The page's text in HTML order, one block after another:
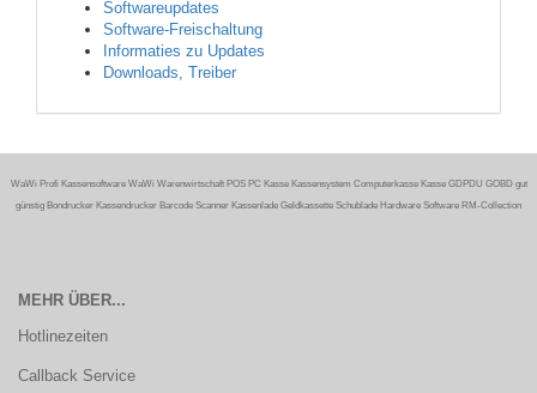
Softwareupdates
Software-Freischaltung
Informaties zu Updates
Downloads, Treiber
WaWi Profi Kassensoftware WaWi Warenwirtschaft POS PC Kasse Kassensystem Computerkasse Kasse GDPDU GOBD gut
günstig Bondrucker Kassendrucker Barcode Scanner Kassenlade Geldkassette Schublade Hardware Software RM-Collection
MEHR ÜBER...
Hotlinezeiten
Callback Service